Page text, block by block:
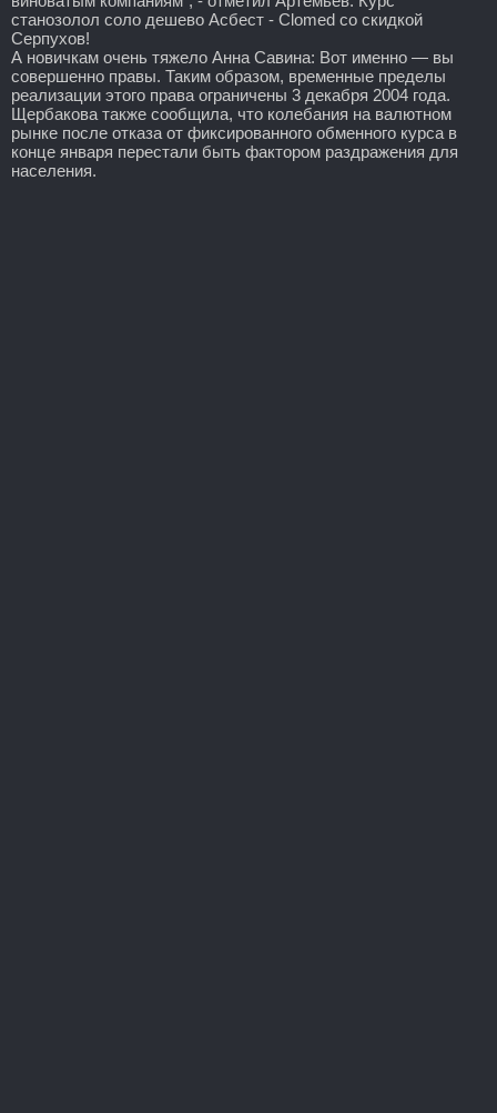
станозолол соло дешево Асбест - Clomed со скидкой
Серпухов!
А новичкам очень тяжело Анна Савина: Вот именно — вы
совершенно правы. Таким образом, временные пределы
реализации этого права ограничены 3 декабря 2004 года.
Щербакова также сообщила, что колебания на валютном
рынке после отказа от фиксированного обменного курса в
конце января перестали быть фактором раздражения для
населения.